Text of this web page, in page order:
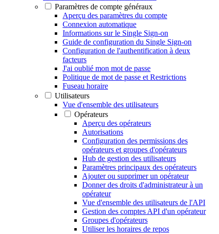
Paramètres de compte généraux
Aperçu des paramètres du compte
Connexion automatique
Informations sur le Single Sign-on
Guide de configuration du Single Sign-on
Configuration de l'authentification à deux
facteurs
J'ai oublié mon mot de passe
Politique de mot de passe et Restrictions
Fuseau horaire
Utilisateurs
Vue d'ensemble des utilisateurs
Opérateurs
Aperçu des opérateurs
Autorisations
Configuration des permissions des
opérateurs et groupes d'opérateurs
Hub de gestion des utilisateurs
Paramètres principaux des opérateurs
Ajouter ou supprimer un opérateur
Donner des droits d'administrateur à un
opérateur
Vue d'ensemble des utilisateurs de l'API
Gestion des comptes API d'un opérateur
Groupes d'opérateurs
Utiliser les horaires de repos